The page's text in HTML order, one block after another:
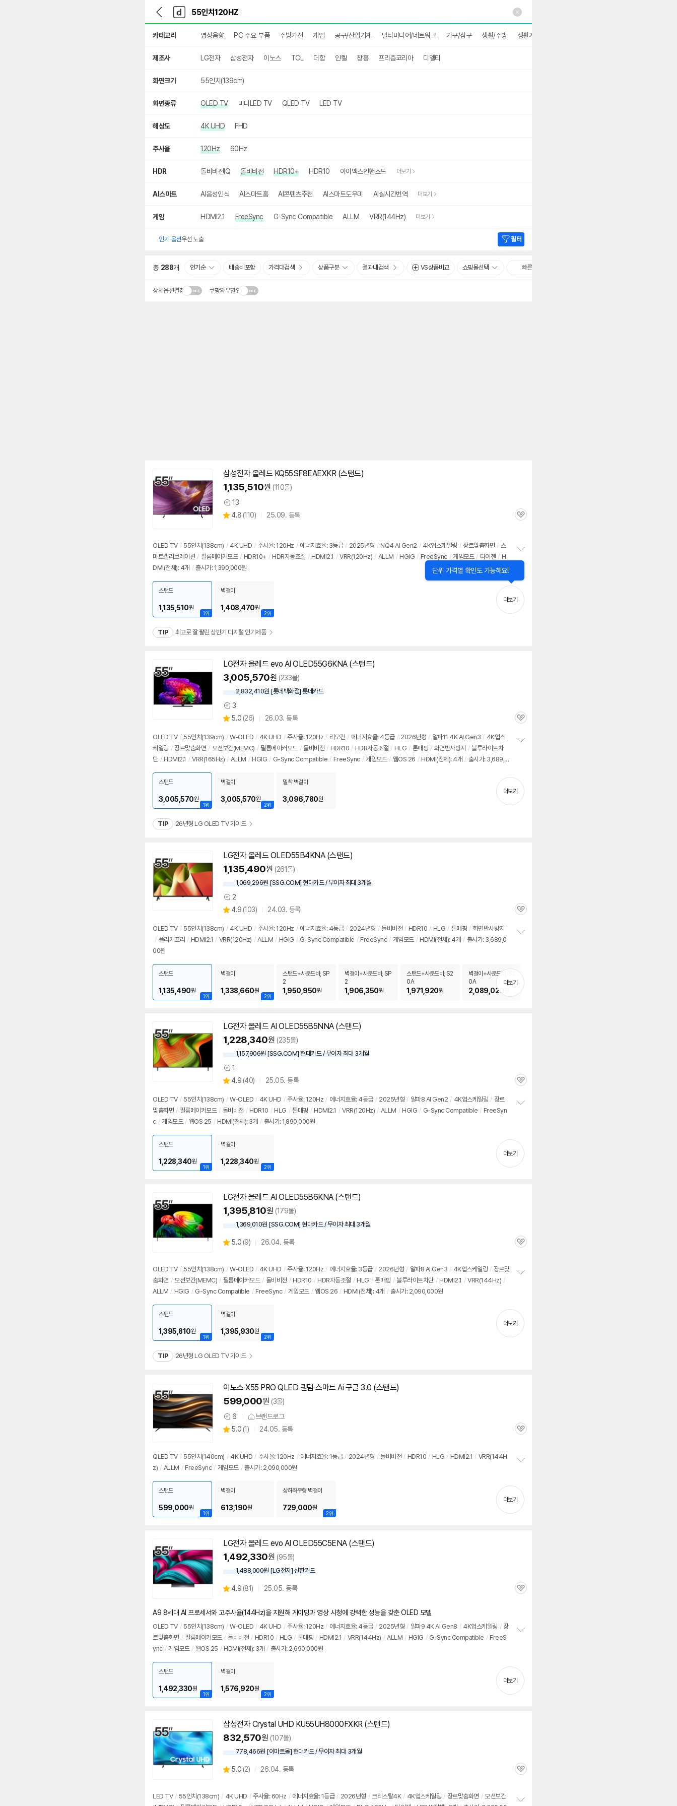
다
나
와
가
기
다
와
메
인
카테고리 영상음향 PC 주요 부품 주방가전 게임 공구/산업기계 멀티미디어/네트워크 가구/침구 생활/주방 생활가전
제조사 LG전자 삼성전자 이노스 TCL 더함 인켈 창홍 프리즘코리아 디엘티
화면크기 55인치(139cm)
화면종류 OLED TV 미니LED TV QLED TV LED TV
해상도 4K UHD FHD
주사율 120Hz 60Hz
HDR 돌비비전IQ 돌비비전 HDR10+ HDR10 아이맥스인핸스드 더보기
AI스마트 AI음성인식 AI스마트홈 AI콘텐츠추천 AI스마트도우미 AI실시간번역 더보기
게임 HDMI2.1 FreeSync G-Sync Compatible ALLM VRR(144Hz) 더보기
인기 옵션우선 노출 필터
총 288개 인기순 배송비포함 가격대검색 상품구분 결과내검색 VS상품비교 쇼핑몰선택 빠른배송
상세옵션펼침 쿠팡와우할인
삼성전자 올레드 KQ55SF8EAEXKR (스탠드)
1,135,510원 (110몰)
상
품
13
별
4.8 (상
뷰
110) 25.09. 등록
관
OLED TV / 55인치 (138cm) / 4K UHD / 주사율:120Hz / 에너지효율: 3등급 / 2025년형 / NQ4 AI Gen2 / 4K업스케일링 / 장르맞춤화면 / 스
마트캘리브레이션 / 필름메이커모드 / HDR10+ / HDR자동조절 / HDMI2.1 / VRR(120Hz) / ALLM / HGIG / FreeSync / 게임모드 / 타이젠 / H
DMI(전체): 4개 / 출시가: 1,390,000원
정
펼
기
1위
스탠드
1,135,510원
2위
벽걸이
1,408,470원
단위 가격별 확인도 가능해요!
기
더보기
TIP 최고로 잘 팔린 상반기 디지털 인기제품
LG전자 올레드 evo AI OLED55G6KNA (스탠드)
3,005,570원 (233몰)
2,832,410원 [롯데백화점] 롯데카드
상
품
견
3
별
점
5.0 (상
리
뷰
26) 26.03. 등록
관
OLED TV / 55인치 (139cm) / W-OLED / 4K UHD / 주사율:120Hz / 리모컨 / 에너지효율: 4등급 / 2026년형 / 알파11 4K AI Gen3 / 4K업스
케일링 / 장르맞춤화면 / 모션보간(MEMC) / 필름메이커모드 / 돌비비전 / HDR10 / HDR자동조절 / HLG / 톤매핑 / 화면반사방지 / 블루라이트차
단 / HDMI2.1 / VRR(165Hz) / ALLM / HGIG / G-Sync Compatible / FreeSync / 게임모드 / 웹OS 26 / HDMI(전체): 4개 / 출시가: 3,689,0
기
1위
스탠드
3,005,570원
2위
벽걸이
3,005,570원
밀착 벽걸이
3,096,780원
더보기
TIP 26년형 LG OLED TV 가이드
LG전자 올레드 OLED55B4KNA (스탠드)
1,135,490원 (261몰)
1,069,296원 [SSG.COM] 현대카드 / 무이자 최대 3개월
상
품
견
2
별
점
4.9 (상
리
뷰
103) 24.03. 등록
관
OLED TV / 55인치 (138cm) / 4K UHD / 주사율:120Hz / 에너지효율: 4등급 / 2024년형 / 돌비비전 / HDR10 / HLG / 톤매핑 / 화면반사방지
/ 플리커프리 / HDMI2.1 / VRR(120Hz) / ALLM / HGIG / G-Sync Compatible / FreeSync / 게임모드 / HDMI(전체): 4개 / 출시가: 3,689,0
00원
기
1위
스탠드
1,135,490원
2위
벽걸이
1,338,660원
스탠드+사운드바, SP
2
1,950,950원
벽걸이+사운드바, SP
2
1,906,350원
스탠드+사운드바, S2
0A
1,971,920원
벽걸이+사운드바, S2
0A
2,089,020
더보기
LG전자 올레드 AI OLED55B5NNA (스탠드)
1,228,340원 (235몰)
1,157,906원 [SSG.COM] 현대카드 / 무이자 최대 3개월
상
품
견
1
별
점
4.9 (상
리
뷰
40) 25.05. 등록
관
OLED TV / 55인치 (138cm) / W-OLED / 4K UHD / 주사율:120Hz / 에너지효율: 4등급 / 2025년형 / 알파8 AI Gen2 / 4K업스케일링 / 장르
맞춤화면 / 필름메이커모드 / 돌비비전 / HDR10 / HLG / 톤매핑 / HDMI2.1 / VRR(120Hz) / ALLM / HGIG / G-Sync Compatible / FreeSyn
c / 게임모드 / 웹OS 25 / HDMI(전체): 3개 / 출시가: 1,890,000원
기
1위
스탠드
1,228,340원
2위
벽걸이
1,228,340원
더보기
LG전자 올레드 AI OLED55B6KNA (스탠드)
1,395,810원 (179몰)
1,369,010원 [SSG.COM] 현대카드 / 무이자 최대 3개월
별
5.0 (상
9) 26.04. 등록
관
OLED TV / 55인치 (138cm) / W-OLED / 4K UHD / 주사율:120Hz / 에너지효율: 3등급 / 2026년형 / 알파8 AI Gen3 / 4K업스케일링 / 장르맞
춤화면 / 모션보간(MEMC) / 필름메이커모드 / 돌비비전 / HDR10 / HDR자동조절 / HLG / 톤매핑 / 블루라이트차단 / HDMI2.1 / VRR(144Hz) /
ALLM / HGIG / G-Sync Compatible / FreeSync / 게임모드 / 웹OS 26 / HDMI(전체): 4개 / 출시가: 2,090,000원
기
1위
스탠드
1,395,810원
2위
벽걸이
1,395,930원
더보기
TIP 26년형 LG OLED TV 가이드
이노스 X55 PRO QLED 퀀텀 스마트 Ai 구글 3.0 (스탠드)
599,000원 (3몰)
상
품
6 브랜드로그
별
5.0 (상
1) 24.05. 등록
관
영
상
QLED TV / 55인치 (140cm) / 4K UHD / 주사율:120Hz / 에너지효율: 1등급 / 2024년형 / 돌비비전 / HDR10 / HLG / HDMI2.1 / VRR(144H
z) / ALLM / FreeSync / 게임모드 / 출시가: 2,090,000원
치
기
1위
스탠드
599,000원
벽걸이
613,190원
2위
상하좌우형 벽걸이
729,000원
더보기
LG전자 올레드 evo AI OLED55C5ENA (스탠드)
1,492,330원 (95몰)
1,488,000원 [LG전자] 신한카드
별
4.9 (상
리
81) 25.05. 등록
관
A9 8세대 AI 프로세서와 고주사율(144Hz)을 지원해 게이밍과 영상 시청에 강력한 성능을 갖춘 OLED 모델
OLED TV / 55인치 (138cm) / W-OLED / 4K UHD / 주사율:120Hz / 에너지효율: 4등급 / 2025년형 / 알파9 4K AI Gen8 / 4K업스케일링 / 장
르맞춤화면 / 필름메이커모드 / 돌비비전 / HDR10 / HLG / 톤매핑 / HDMI2.1 / VRR(144Hz) / ALLM / HGIG / G-Sync Compatible / FreeS
ync / 게임모드 / 웹OS 25 / HDMI(전체): 3개 / 출시가: 2,690,000원
기
1위
스탠드
1,492,330원
2위
벽걸이
1,576,920원
더보기
삼성전자 Crystal UHD KU55UH8000FXKR (스탠드)
832,570원 (107몰)
778,466원 [이마트몰] 현대카드 / 무이자 최대 3개월
별
5.0 (상
2) 26.04. 등록
관
LED TV / 55인치 (138cm) / 4K UHD / 주사율: 60Hz / 에너지효율: 1등급 / 2026년형 / 크리스탈4K / 4K업스케일링 / 장르맞춤화면 / 모션보간